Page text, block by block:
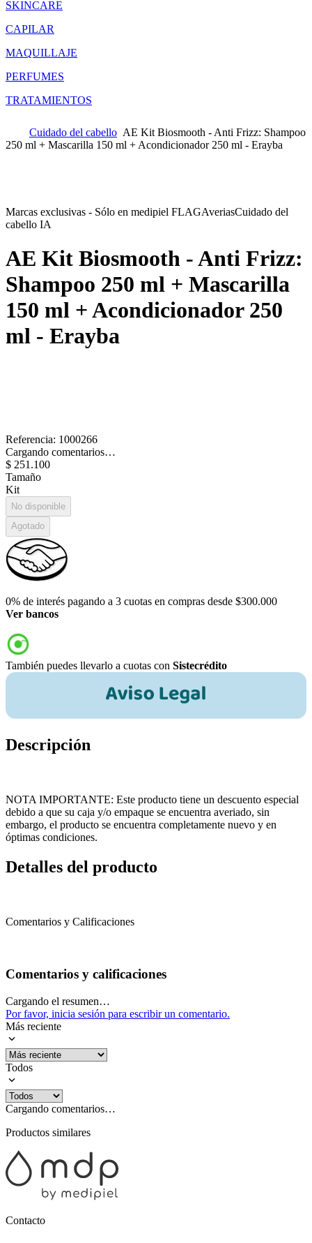
SKINCARE
CAPILAR
MAQUILLAJE
PERFUMES
TRATAMIENTOS
Cuidado del cabello AE Kit Biosmooth - Anti Frizz: Shampoo
250 ml + Mascarilla 150 ml + Acondicionador 250 ml - Erayba
Marcas exclusivas - Sólo en medipiel FLAGAveriasCuidado del
cabello IA
AE Kit Biosmooth - Anti Frizz:
Shampoo 250 ml + Mascarilla
150 ml + Acondicionador 250
ml - Erayba
Referencia: 1000266
Cargando comentarios…
$ 251.100
Tamaño
Kit
No disponible
Agotado
0% de interés pagando a 3 cuotas en compras desde $300.000
Ver bancos
También puedes llevarlo a cuotas con Sistecrédito
Descripción
NOTA IMPORTANTE: Este producto tiene un descuento especial
debido a que su caja y/o empaque se encuentra averiado, sin
embargo, el producto se encuentra completamente nuevo y en
óptimas condiciones.
Detalles del producto
Comentarios y Calificaciones
Comentarios y calificaciones
Cargando el resumen…
Por favor, inicia sesión para escribir un comentario.
Más reciente
Todos
Cargando comentarios…
Productos similares
Contacto